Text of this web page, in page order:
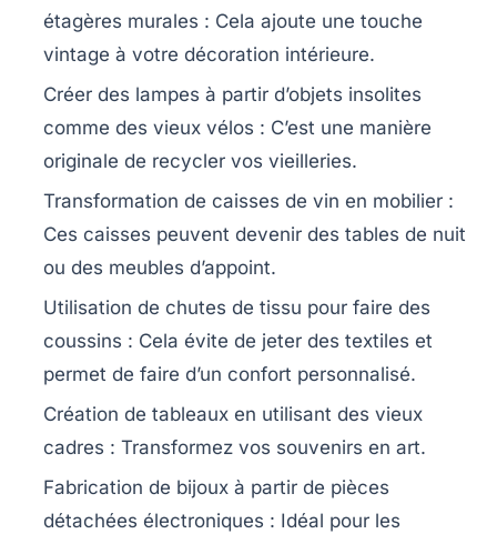
étagères murales : Cela ajoute une touche
vintage à votre décoration intérieure.
Créer des lampes à partir d’objets insolites
comme des vieux vélos : C’est une manière
originale de recycler vos vieilleries.
Transformation de caisses de vin en mobilier :
Ces caisses peuvent devenir des tables de nuit
ou des meubles d’appoint.
Utilisation de chutes de tissu pour faire des
coussins : Cela évite de jeter des textiles et
permet de faire d’un confort personnalisé.
Création de tableaux en utilisant des vieux
cadres : Transformez vos souvenirs en art.
Fabrication de bijoux à partir de pièces
détachées électroniques : Idéal pour les